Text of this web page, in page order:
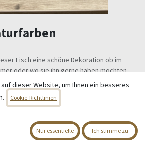
Fisch eine schöne Dekoration ob im
oder wo sie ihn gerne haben möchten.
dieser Website, um Ihnen ein besseres
Cookie-Richtlinien
Nur essentielle Ich stimme zu